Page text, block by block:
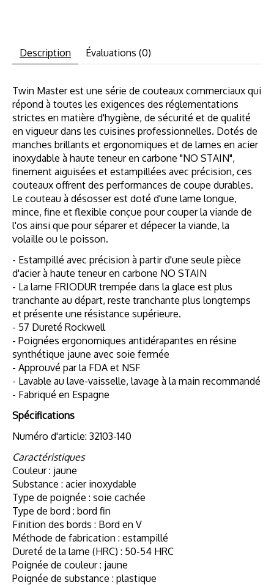
Description Évaluations (0)
Twin Master est une série de couteaux commerciaux qui
répond à toutes les exigences des réglementations
strictes en matière d'hygiène, de sécurité et de qualité
en vigueur dans les cuisines professionnelles. Dotés de
manches brillants et ergonomiques et de lames en acier
inoxydable à haute teneur en carbone "NO STAIN",
finement aiguisées et estampillées avec précision, ces
couteaux offrent des performances de coupe durables.
Le couteau à désosser est doté d'une lame longue,
mince, fine et flexible conçue pour couper la viande de
l'os ainsi que pour séparer et dépecer la viande, la
volaille ou le poisson.
- Estampillé avec précision à partir d'une seule pièce
d'acier à haute teneur en carbone NO STAIN
- La lame FRIODUR trempée dans la glace est plus
tranchante au départ, reste tranchante plus longtemps
et présente une résistance supérieure.
- 57 Dureté Rockwell
- Poignées ergonomiques antidérapantes en résine
synthétique jaune avec soie fermée
- Approuvé par la FDA et NSF
- Lavable au lave-vaisselle, lavage à la main recommandé
- Fabriqué en Espagne
Spécifications
Numéro d'article: 32103-140
Caractéristiques
Couleur : jaune
Substance : acier inoxydable
Type de poignée : soie cachée
Type de bord : bord fin
Finition des bords : Bord en V
Méthode de fabrication : estampillé
Dureté de la lame (HRC) : 50-54 HRC
Poignée de couleur : jaune
Poignée de substance : plastique